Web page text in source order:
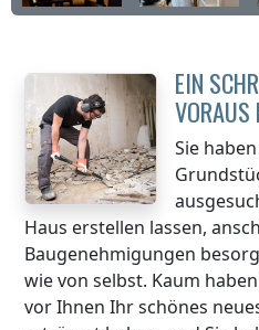
EIN
VORAUS
Sie
Haus erstellen lassen,
Baugenehmigungen
wie von selbst. Kaum
vor Ihnen Ihr schönes